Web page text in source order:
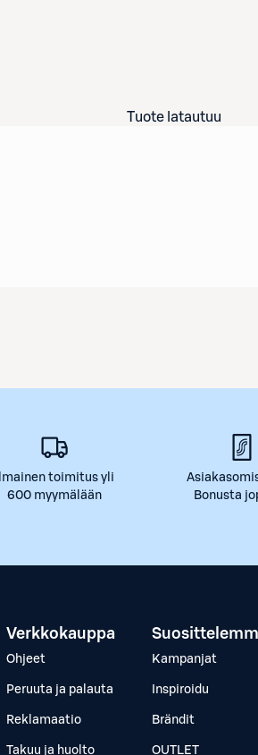
Tuote latautuu
Ilmainen toimitus yli
600 myymälään
Bonusta
Verkkokauppa
Ohjeet
Peruuta ja palauta
Reklamaatio
Takuu ja huolto
Kampanjat
Inspiroidu
Brändit
OUTLET